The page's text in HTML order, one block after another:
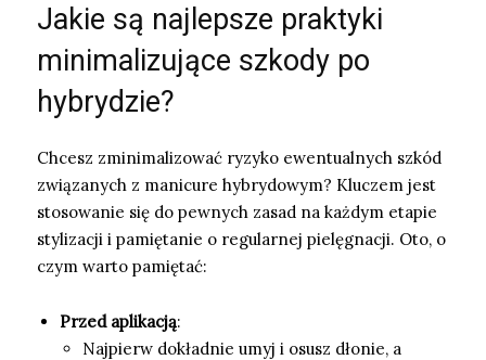
Jakie są najlepsze praktyki
minimalizujące szkody po
hybrydzie?
Chcesz zminimalizować ryzyko ewentualnych szkód
związanych z manicure hybrydowym? Kluczem jest
stosowanie się do pewnych zasad na każdym etapie
stylizacji i pamiętanie o regularnej pielęgnacji. Oto, o
czym warto pamiętać:
Przed aplikacją:
Najpierw dokładnie umyj i osusz dłonie, a